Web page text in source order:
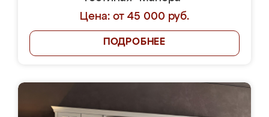
Цена: от 45 000 руб.
ПОДРОБНЕЕ